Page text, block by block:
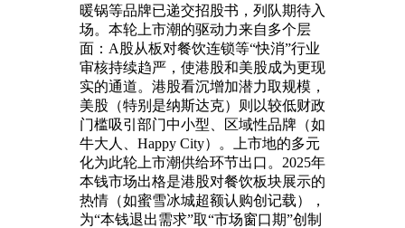
暖锅等品牌已递交招股书，列队期待入
场。本轮上市潮的驱动力来自多个层
面：A股从板对餐饮连锁等“快消”行业
审核持续趋严，使港股和美股成为更现
实的通道。港股看沉增加潜力取规模，
美股（特别是纳斯达克）则以较低财政
门槛吸引部门中小型、区域性品牌（如
牛大人、Happy City）。上市地的多元
化为此轮上市潮供给环节出口。2025年
本钱市场出格是港股对餐饮板块展示的
热情（如蜜雪冰城超额认购创记载），
为“本钱退出需求”取“市场窗口期”创制